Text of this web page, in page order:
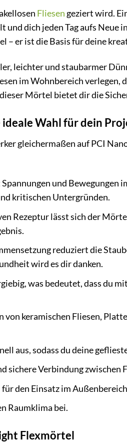
Fliesengeziert wird.
und dich jeden Tag aufs Neue
– er ist die Basis für deine
leichter und staubarmer
im Wohnbereich verlegen,
Mörtel bietet dir die
Wahl für dein
gleichermaßen auf PCI
und Bewegungen
kritischen Untergründen.
Rezeptur lässt sich der
reduziert die
wird es dir danken.
was bedeutet, dass du
von keramischen Fliesen,
aus, sodass du deine
sichere Verbindung zwischen
für den Einsatz im
Raumklima bei.
Flexmörtel